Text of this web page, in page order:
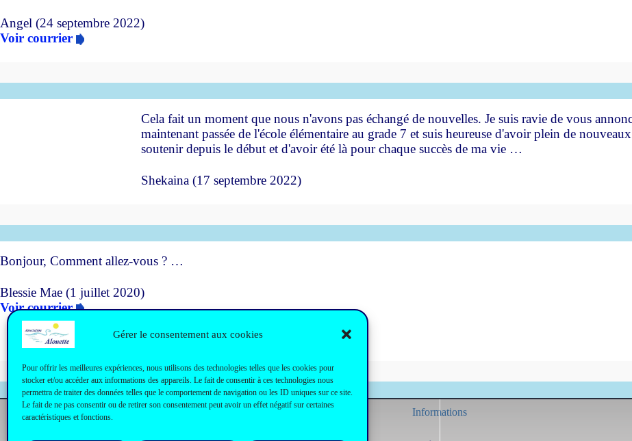
Gérer le consentement aux cookies
Pour offrir les meilleures expériences, nous utilisons des technologies telles que les cookies pour
stocker et/ou accéder aux informations des appareils. Le fait de consentir à ces technologies nous
permettra de traiter des données telles que le comportement de navigation ou les ID uniques sur ce site.
Le fait de ne pas consentir ou de retirer son consentement peut avoir un effet négatif sur certaines
caractéristiques et fonctions.
Angel (24 septembre 2022)
Voir courrier
Cela fait un moment que nous n'avons pas échangé de nouvelles. Je suis ravie de vous
maintenant passée de l'école élémentaire au grade 7 et suis heureuse d'avoir plein de
soutenir depuis le début et d'avoir été là pour chaque succès de ma vie …
Shekaina (17 septembre 2022)
Bonjour, Comment allez-vous ? …
Blessie Mae (1 juillet 2020)
Voir courrier
Informations